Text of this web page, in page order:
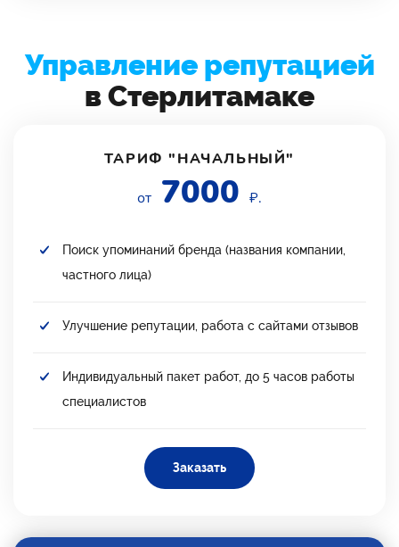
Управление репутацией
в Стерлитамаке
ТАРИФ "НАЧАЛЬНЫЙ"
от 7000 ₽.
Поиск упоминаний бренда (названия компании,
частного лица)
Улучшение репутации, работа с сайтами отзывов
Индивидуальный пакет работ, до 5 часов работы
специалистов
Заказать